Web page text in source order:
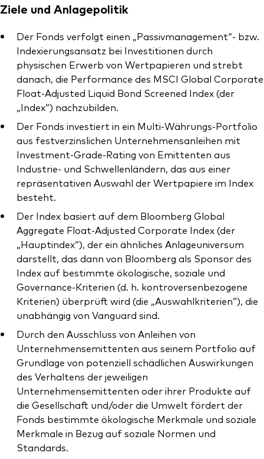
Ziele und Anlagepolitik
Der Fonds verfolgt einen „Passivmanagement“- bzw.
Indexierungsansatz bei Investitionen durch
physischen Erwerb von Wertpapieren und strebt
danach, die Performance des MSCI Global Corporate
Float-Adjusted Liquid Bond Screened Index (der
„Index“) nachzubilden.
Der Fonds investiert in ein Multi-Währungs-Portfolio
aus festverzinslichen Unternehmensanleihen mit
Investment-Grade-Rating von Emittenten aus
Industrie- und Schwellenländern, das aus einer
repräsentativen Auswahl der Wertpapiere im Index
besteht.
Der Index basiert auf dem Bloomberg Global
Aggregate Float-Adjusted Corporate Index (der
„Hauptindex“), der ein ähnliches Anlageuniversum
darstellt, das dann von Bloomberg als Sponsor des
Index auf bestimmte ökologische, soziale und
Governance-Kriterien (d. h. kontroversenbezogene
Kriterien) überprüft wird (die „Auswahlkriterien“), die
unabhängig von Vanguard sind.
Durch den Ausschluss von Anleihen von
Unternehmensemittenten aus seinem Portfolio auf
Grundlage von potenziell schädlichen Auswirkungen
des Verhaltens der jeweiligen
Unternehmensemittenten oder ihrer Produkte auf
die Gesellschaft und/oder die Umwelt fördert der
Fonds bestimmte ökologische Merkmale und soziale
Merkmale in Bezug auf soziale Normen und
Standards.